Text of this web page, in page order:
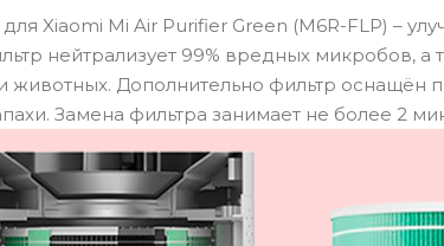
Xiaomi Mi Air Purifier Green (M6R-FLP) –
нейтрализует 99% вредных микробов, а
Дополнительно фильтр оснащён
Замена фильтра занимает не более 2